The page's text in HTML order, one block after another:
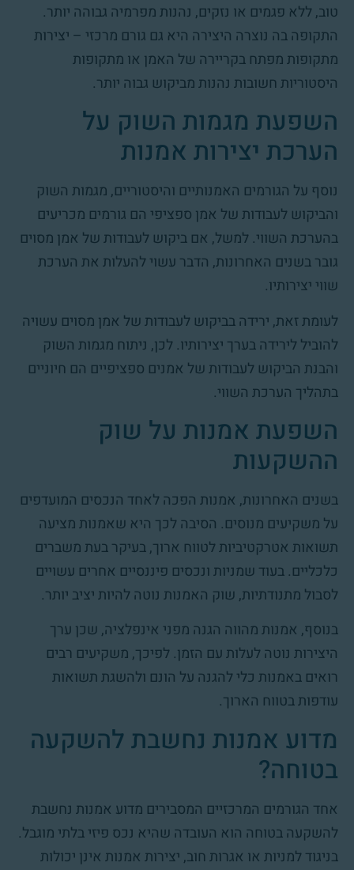
טוב, ללא פגמים או נזקים, נהנות מפרמיה גבוהה יותר.
התקופה בה נוצרה היצירה היא גם גורם מרכזי – יצירות
מתקופות מפתח בקריירה של האמן או מתקופות
היסטוריות חשובות נהנות מביקוש גבוה יותר.
השפעת מגמות השוק על
הערכת יצירות אמנות
נוסף על הגורמים האמנותיים והיסטוריים, מגמות השוק
והביקוש לעבודות של אמן ספציפי הם גורמים מכריעים
בהערכת השווי. למשל, אם ביקוש לעבודות של אמן מסוים
גובר בשנים האחרונות, הדבר עשוי להעלות את הערכת
שווי יצירותיו.
לעומת זאת, ירידה בביקוש לעבודות של אמן מסוים עשויה
להוביל לירידה בערך יצירותיו. לכן, ניתוח מגמות השוק
והבנת הביקוש לעבודות של אמנים ספציפיים הם חיוניים
בתהליך הערכת השווי.
השפעת אמנות על שוק
ההשקעות
בשנים האחרונות, אמנות הפכה לאחד הנכסים המועדפים
על משקיעים מנוסים. הסיבה לכך היא שאמנות מציעה
תשואות אטרקטיביות לטווח ארוך, בעיקר בעת משברים
כלכליים. בעוד שמניות ונכסים פיננסיים אחרים עשויים
לסבול מתנודתיות, שוק האמנות נוטה להיות יציב יותר.
בנוסף, אמנות מהווה הגנה מפני אינפלציה, שכן ערך
היצירות נוטה לעלות עם הזמן. לפיכך, משקיעים רבים
רואים באמנות כלי להגנה על הונם ולהשגת תשואות
עודפות בטווח הארוך.
מדוע אמנות נחשבת להשקעה
בטוחה?
אחד הגורמים המרכזיים המסבירים מדוע אמנות נחשבת
להשקעה בטוחה הוא העובדה שהיא נכס פיזי בלתי מוגבל.
בניגוד למניות או אגרות חוב, יצירות אמנות אינן יכולות